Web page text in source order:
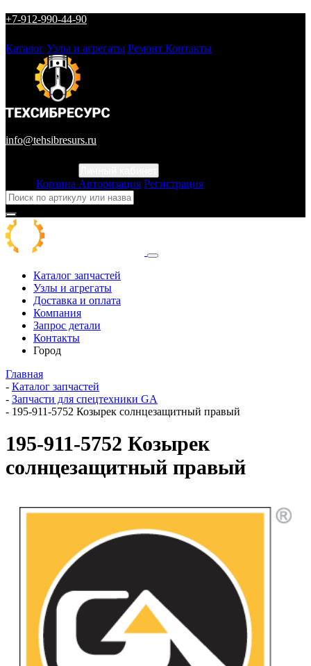
+7-912-990-44-90
Каталог Узлы и агрегаты Ремонт Контакты
info@tehsibresurs.ru
Корзина Авторизация Регистрация
Каталог запчастей
Узлы и агрегаты
Доставка и оплата
Компания
Запрос детали
Контакты
Город
Главная
- Каталог запчастей
- Запчасти для спецтехники GA
- 195-911-5752 Козырек солнцезащитный правый
195-911-5752 Козырек
солнцезащитный правый